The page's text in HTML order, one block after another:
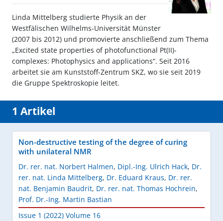
Linda Mittelberg studierte Physik an der
Westfälischen Wilhelms-Universität Münster
(2007 bis 2012) und promovierte anschließend zum Thema
„Excited state properties of photofunctional Pt(II)-
complexes: Photophysics and applications“. Seit 2016
arbeitet sie am Kunststoff-Zentrum SKZ, wo sie seit 2019
die Gruppe Spektroskopie leitet.
1 Artikel
Non-destructive testing of the degree of curing
with unilateral NMR
Dr. rer. nat. Norbert Halmen, Dipl.-Ing. Ulrich Hack, Dr.
rer. nat. Linda Mittelberg, Dr. Eduard Kraus, Dr. rer.
nat. Benjamin Baudrit, Dr. rer. nat. Thomas Hochrein,
Prof. Dr.-Ing. Martin Bastian
Issue 1 (2022) Volume 16